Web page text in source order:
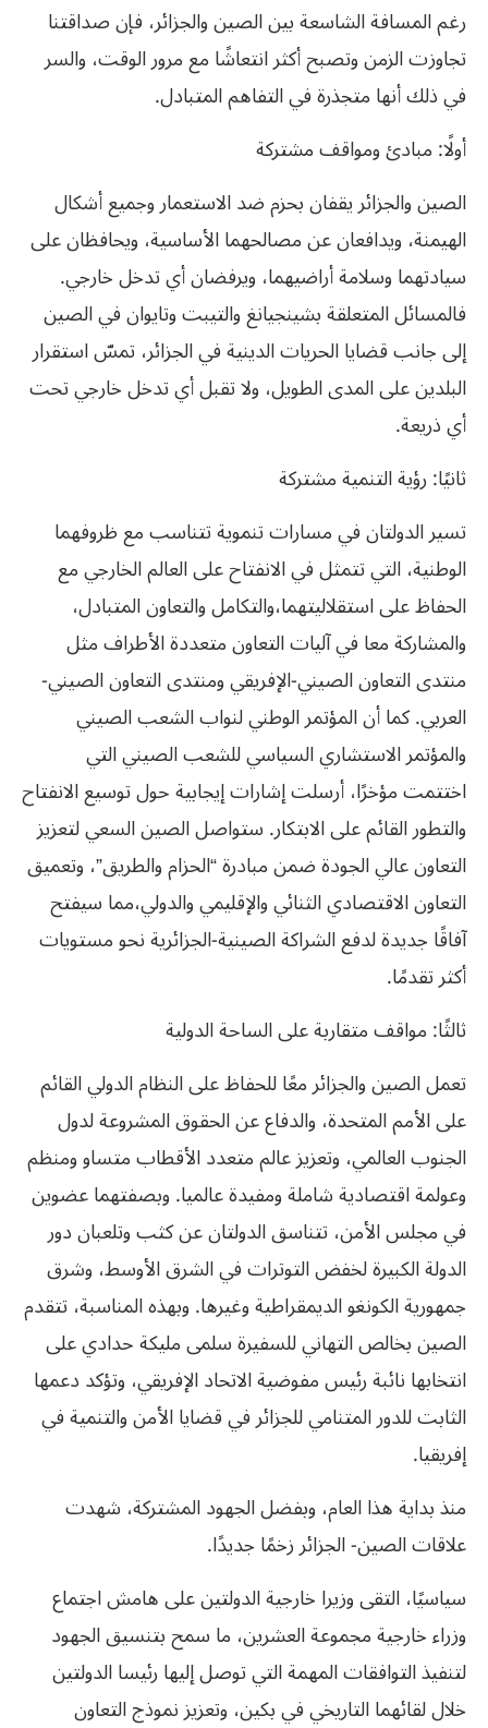
رغم المسافة الشاسعة بين الصين والجزائر، فإن صداقتنا
تجاوزت الزمن وتصبح أكثر انتعاشًا مع مرور الوقت، والسر
في ذلك أنها متجذرة في التفاهم المتبادل.
أولًا: مبادئ ومواقف مشتركة
الصين والجزائر يقفان بحزم ضد الاستعمار وجميع أشكال
الهيمنة، ويدافعان عن مصالحهما الأساسية، ويحافظان على
سيادتهما وسلامة أراضيهما، ويرفضان أي تدخل خارجي.
فالمسائل المتعلقة بشينجيانغ والتيبت وتايوان في الصين
إلى جانب قضايا الحريات الدينية في الجزائر، تمسّ استقرار
البلدين على المدى الطويل، ولا تقبل أي تدخل خارجي تحت
أي ذريعة.
ثانيًا: رؤية التنمية مشتركة
تسير الدولتان في مسارات تنموية تتناسب مع ظروفهما
الوطنية، التي تتمثل في الانفتاح على العالم الخارجي مع
الحفاظ على استقلاليتهما،والتكامل والتعاون المتبادل،
والمشاركة معا في آليات التعاون متعددة الأطراف مثل
منتدى التعاون الصيني-الإفريقي ومنتدى التعاون الصيني-
العربي. كما أن المؤتمر الوطني لنواب الشعب الصيني
والمؤتمر الاستشاري السياسي للشعب الصيني التي
اختتمت مؤخرًا، أرسلت إشارات إيجابية حول توسيع الانفتاح
والتطور القائم على الابتكار. ستواصل الصين السعي لتعزيز
التعاون عالي الجودة ضمن مبادرة “الحزام والطريق”، وتعميق
التعاون الاقتصادي الثنائي والإقليمي والدولي،مما سيفتح
آفاقًا جديدة لدفع الشراكة الصينية-الجزائرية نحو مستويات
أكثر تقدمًا.
ثالثًا: مواقف متقاربة على الساحة الدولية
تعمل الصين والجزائر معًا للحفاظ على النظام الدولي القائم
على الأمم المتحدة، والدفاع عن الحقوق المشروعة لدول
الجنوب العالمي، وتعزيز عالم متعدد الأقطاب متساو ومنظم
وعولمة اقتصادية شاملة ومفيدة عالميا. وبصفتهما عضوين
في مجلس الأمن، تتناسق الدولتان عن كثب وتلعبان دور
الدولة الكبيرة لخفض التوترات في الشرق الأوسط، وشرق
جمهورية الكونغو الديمقراطية وغيرها. وبهذه المناسبة، تتقدم
الصين بخالص التهاني للسفيرة سلمى مليكة حدادي على
انتخابها نائبة رئيس مفوضية الاتحاد الإفريقي، وتؤكد دعمها
الثابت للدور المتنامي للجزائر في قضايا الأمن والتنمية في
إفريقيا.
منذ بداية هذا العام، وبفضل الجهود المشتركة، شهدت
علاقات الصين- الجزائر زخمًا جديدًا.
سياسيًا، التقى وزيرا خارجية الدولتين على هامش اجتماع
وزراء خارجية مجموعة العشرين، ما سمح بتنسيق الجهود
لتنفيذ التوافقات المهمة التي توصل إليها رئيسا الدولتين
خلال لقائهما التاريخي في بكين، وتعزيز نموذج التعاون